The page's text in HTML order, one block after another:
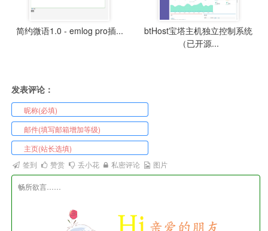
简约微语1.0 - emlog pro插...
btHost宝塔主机独立控制系统
（已开源...
发表评论：
签到 赞赏 丢小花 私密评论 图片